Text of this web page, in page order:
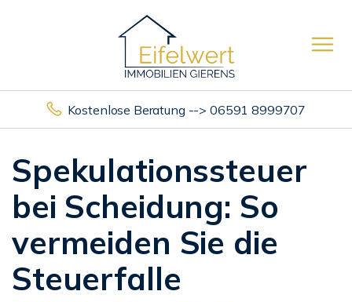
Kostenlose Beratung --> 06591 8999707
Spekulationssteuer
bei Scheidung: So
vermeiden Sie die
Steuerfalle